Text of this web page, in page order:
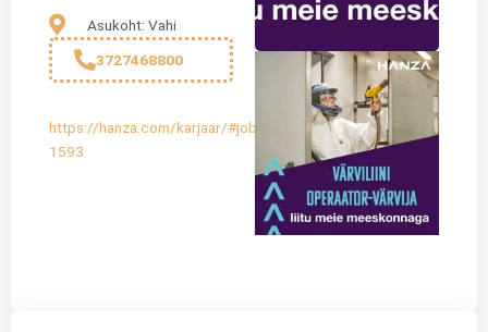
Asukoht: Vahi
3727468800
https://hanza.com/karjaar/#job-
1593